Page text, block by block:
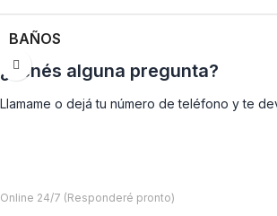
BAÑOS
MTS CUBIERTOS
¿Tenés alguna pregunta?
Llamame o dejá tu número de teléfono y te
Online 24/7 (Responderé pronto)